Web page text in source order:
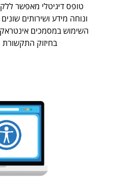
טופס דיגיטלי מאפשר
ונוחה מידע ושירותים
השימוש במסמכים
בחיזוק